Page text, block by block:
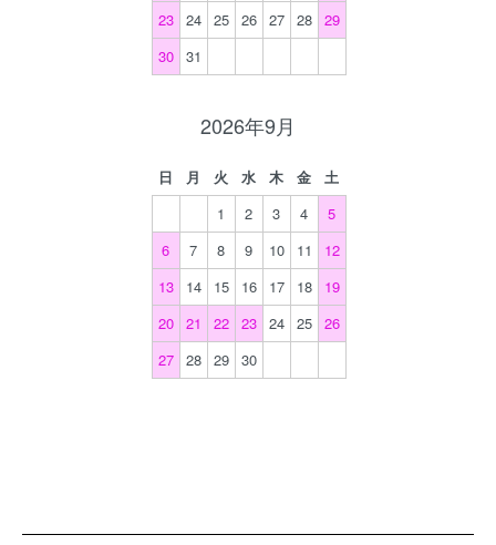
23
24 25 26 27 28
29
30
31
2026年9月
日 月 火 水 木 金
土
1
2 3 4
5
6
7 8 9 10 11
12
13
14 15 16 17 18
19
20
21 22 23 24 25
26
27
28 29 30